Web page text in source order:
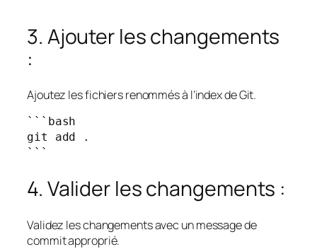
3. Ajouter les changements
:
Ajoutez les fichiers renommés à l’index de Git.
```bash
git add .
```
4. Valider les changements :
Validez les changements avec un message de
commit approprié.